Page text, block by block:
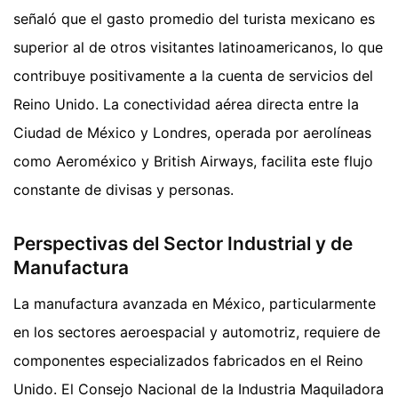
señaló que el gasto promedio del turista mexicano es
superior al de otros visitantes latinoamericanos, lo que
contribuye positivamente a la cuenta de servicios del
Reino Unido. La conectividad aérea directa entre la
Ciudad de México y Londres, operada por aerolíneas
como Aeroméxico y British Airways, facilita este flujo
constante de divisas y personas.
Perspectivas del Sector Industrial y de
Manufactura
La manufactura avanzada en México, particularmente
en los sectores aeroespacial y automotriz, requiere de
componentes especializados fabricados en el Reino
Unido. El Consejo Nacional de la Industria Maquiladora